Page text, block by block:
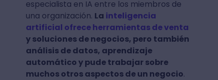
especialista en IA entre los miembros de
una organización. La inteligencia
artificial ofrece herramientas de venta
y soluciones de negocios, pero también
análisis de datos, aprendizaje
automático y pude trabajar sobre
muchos otros aspectos de un negocio.